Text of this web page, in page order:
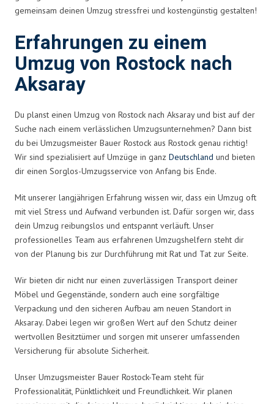
gemeinsam deinen Umzug stressfrei und kostengünstig gestalten!
Erfahrungen zu einem
Umzug von Rostock nach
Aksaray
Du planst einen Umzug von Rostock nach Aksaray und bist auf der
Suche nach einem verlässlichen Umzugsunternehmen? Dann bist
du bei Umzugsmeister Bauer Rostock aus Rostock genau richtig!
Wir sind spezialisiert auf Umzüge in ganz Deutschland und bieten
dir einen Sorglos-Umzugsservice von Anfang bis Ende.
Mit unserer langjährigen Erfahrung wissen wir, dass ein Umzug oft
mit viel Stress und Aufwand verbunden ist. Dafür sorgen wir, dass
dein Umzug reibungslos und entspannt verläuft. Unser
professionelles Team aus erfahrenen Umzugshelfern steht dir
von der Planung bis zur Durchführung mit Rat und Tat zur Seite.
Wir bieten dir nicht nur einen zuverlässigen Transport deiner
Möbel und Gegenstände, sondern auch eine sorgfältige
Verpackung und den sicheren Aufbau am neuen Standort in
Aksaray. Dabei legen wir großen Wert auf den Schutz deiner
wertvollen Besitztümer und sorgen mit unserer umfassenden
Versicherung für absolute Sicherheit.
Unser Umzugsmeister Bauer Rostock-Team steht für
Professionalität, Pünktlichkeit und Freundlichkeit. Wir planen